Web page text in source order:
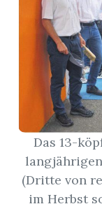
Newsletter
App
Das 13-
(Dritte von
im Herbst